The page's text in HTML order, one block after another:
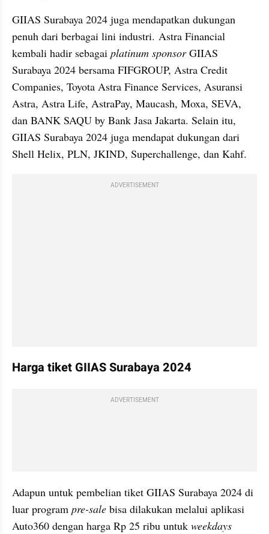
GIIAS Surabaya 2024 juga mendapatkan dukungan
penuh dari berbagai lini industri. Astra Financial
kembali hadir sebagai platinum sponsor GIIAS
Surabaya 2024 bersama FIFGROUP, Astra Credit
Companies, Toyota Astra Finance Services, Asuransi
Astra, Astra Life, AstraPay, Maucash, Moxa, SEVA,
dan BANK SAQU by Bank Jasa Jakarta. Selain itu,
GIIAS Surabaya 2024 juga mendapat dukungan dari
Shell Helix, PLN, JKIND, Superchallenge, dan Kahf.
ADVERTISEMENT
Harga tiket GIIAS Surabaya 2024
ADVERTISEMENT
Adapun untuk pembelian tiket GIIAS Surabaya 2024 di
luar program pre-sale bisa dilakukan melalui aplikasi
Auto360 dengan harga Rp 25 ribu untuk weekdays